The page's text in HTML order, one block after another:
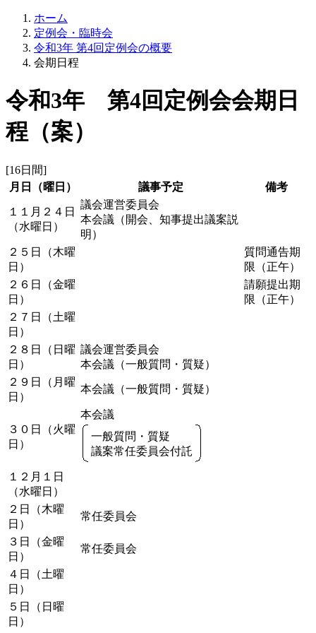
ホーム
定例会・臨時会
令和3年 第4回定例会の概要
会期日程
令和3年 第4回定例会会期日
程（案）
[16日間]
月日（曜日）
議事予定 備考
１１月２４日
（水曜日）
議会運営委員会
本会議（開会、知事提出議案説
明）
２５日（木曜
日）
質問通告期
限（正午）
２６日（金曜
日）
請願提出期
限（正午）
２７日（土曜
日 ）
２８日（ 日曜
日 ）
議会運営委員会
本会議（一般質問・質疑）
２９日（月曜
日）
本会議（一般質問・質疑）
３０日（火曜
日）
本会議
一般質問・質疑
議案常任委員会付託
１２月１日
（水曜日）
２日（木曜
日）
常任委員会
３日（金曜
日）
常任委員会
４日（土曜
日 ）
５日（ 日曜
日 ）